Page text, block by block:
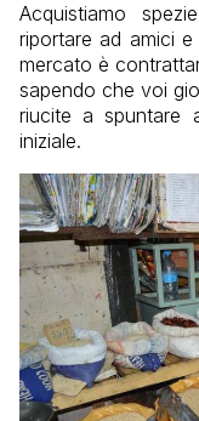
Acquistiamo
riportare ad amici e
mercato è
sapendo che voi
riucite a spuntare
iniziale.